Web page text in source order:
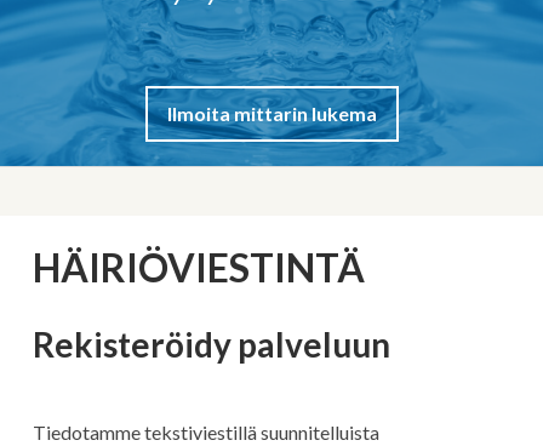
Ilmoita mittarin lukema
HÄIRIÖVIESTINTÄ
Rekisteröidy palveluun
Tiedotamme tekstiviestillä suunnitelluista